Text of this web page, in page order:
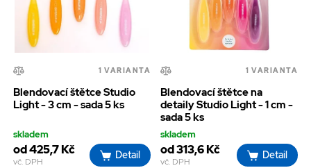
1 VARIANTA
Blendovací štětce Studio
Light - 3 cm - sada 5 ks
skladem
od 425,7 Kč
vč. DPH
Detail
1 VARIANTA
Blendovací štětce na
detaily Studio Light - 1 cm -
sada 5 ks
skladem
od 313,6 Kč
vč. DPH
Detail